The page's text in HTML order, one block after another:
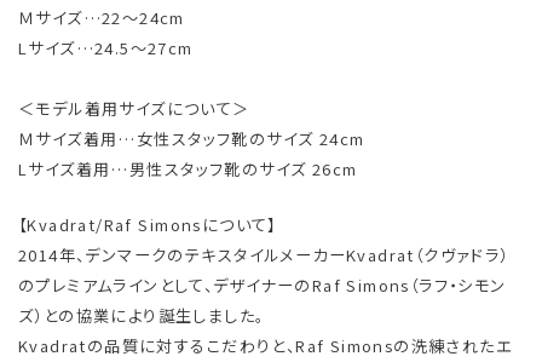
Ｍサイズ…22～24cm
Lサイズ…24.5～27cm
＜モデル着用サイズについて＞
Ｍサイズ着用…女性スタッフ靴のサイズ 24cm
Lサイズ着用…男性スタッフ靴のサイズ 26cm
【Kvadrat/Raf Simonsについて】
2014年、デンマークのテキスタイルメーカーKvadrat（クヴァドラ）
のプレミアムラインとして、デザイナーのRaf Simons（ラフ・シモン
ズ）との協業により誕生しました。
Kvadratの品質に対するこだわりと、Raf Simonsの洗練されたエ